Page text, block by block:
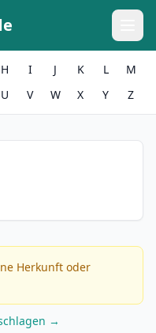
H I J K L
M
U V W X Y Z
Herkunft oder
→